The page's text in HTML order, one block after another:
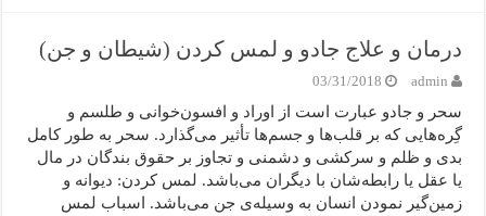
درمان و علاج جادو و لمس کردن (شیطان و جن)
admin
03/31/2018
سحر و جادو عبارت است از اوراد و افسون‌خوانی و طلسم و
گِره‌هایی که بر قلب‌ها و جسم‌ها تأثیر می‌گذارد. سحر به طور کامل
بدی و ظلم و سرکشی و دشمنی و تجاوز بر حقوق بندگان در مال
یا عقل یا رابطه‌شان با دیگران می‌باشد. لمس کردن: دیوانه و
زمین‌گیر نمودن انسان به وسیله‌ی جن می‌باشد. اسباب لمس